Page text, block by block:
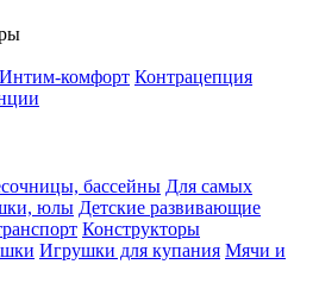
Интим-комфорт Контрацепция
бассейны Для самых
юлы Детские развивающие
Конструкторы
Игрушки для купания Мячи и